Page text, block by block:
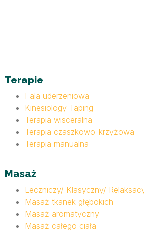
Terapie
Fala uderzeniowa
Kinesiology Taping
Terapia wisceralna
Terapia czaszkowo-krzyżowa
Terapia manualna
Masaż
Leczniczy/ Klasyczny/
Masaż tkanek głębokich
Masaż aromatyczny
Masaż całego ciała